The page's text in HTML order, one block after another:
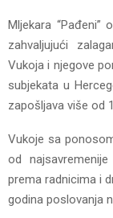
Mljekara
zahvaljujući
Vukoja i njegove
subjekata u
zapošljava više od
Vukoje sa
od
prema radnicima i
godina poslovanja